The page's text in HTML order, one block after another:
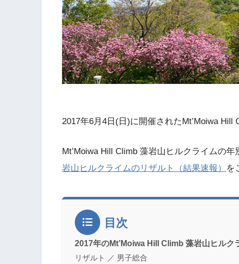
2017年6月4日(日)に開催されたMt’Moiwa Hill
Mt’Moiwa Hill Climb 藻岩山ヒルクライムの
岩山ヒルクライムのリザルト（結果速報）
を
目次
2017年のMt’Moiwa Hill Climb 藻岩山ヒルク
リザルト ／ 男子総合